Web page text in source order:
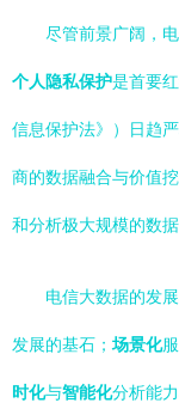
尽管前景广阔，
个人隐私保护是首要
信息保护法》）日趋
商的数据融合与价值
和分析极大规模的数据
电信大数据的发
发展的基石；场景化
时化与智能化分析能